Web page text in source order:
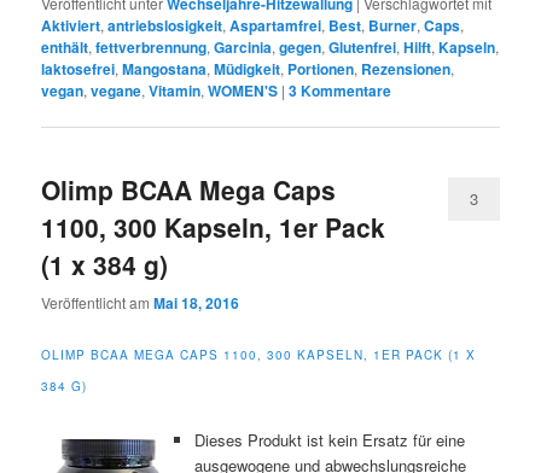
Aktiviert,antriebslosigkeit,Aspartamfrei, Best, Burner,Caps,
enthält,fettverbrennung,Garcinia,gegen,Glutenfrei,Hilft,Kapseln,
laktosefrei,Mangostana,Müdigkeit, Portionen, Rezensionen,
vegan,vegane,Vitamin,WOMEN'S |3Kommentare
Olimp BCAA Mega Caps
1100, 300 Kapseln, 1er Pack
(1 x 384 g)
Veröffentlicht amMai 18, 2016
3
OLIMP BCAA MEGA CAPS 1100, 300 KAPSELN, 1ER PACK (1 X
384 G)
Dieses Produkt ist kein Ersatz für eine
ausgewogene und abwechslungsreiche